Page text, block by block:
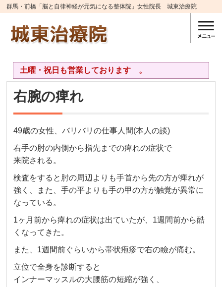
群馬・前橋「脳と自律神経が元気になる整体院」女性院長 城東治療院
土曜・祝日も営業しております 。
右腕の痺れ
49歳の女性、バリバリの仕事人間(本人の談)
右手の肘の内側から指先までの痺れの症状で
来院される。
検査をすると肘の周辺よりも手首から先の方が痺れが
強く、また、手の平よりも手の甲の方が触覚が異常に
なっている。
1ヶ月前から痺れの症状は出ていたが、1週間前から酷
くなってきた。
また、1週間前ぐらいから帯状疱疹で右の瞼が痛む。
立位で全身を診断すると
インナーマッスルの大腰筋の短縮が強く、